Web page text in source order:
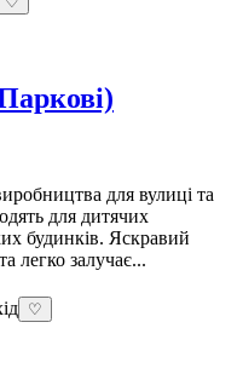
для вулиці та
для дитячих
будинків. Яскравий
легко залучає...
♡